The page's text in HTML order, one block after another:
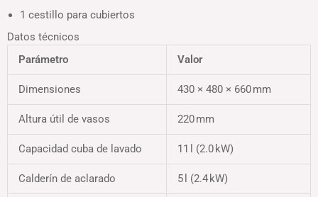
1 cestillo para cubiertos
Datos técnicos
Parámetro
Valor
Dimensiones 430 × 480 × 660 mm
Altura útil de vasos 220 mm
Capacidad cuba de lavado 11 l (2.0 kW)
Calderín de aclarado 5 l (2.4 kW)